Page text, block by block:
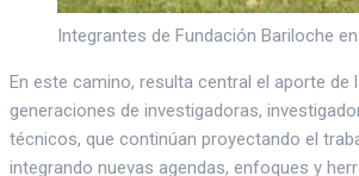
Integrantes de Fundación Bariloche
En este camino, resulta central el aporte de
generaciones de investigadoras,
técnicos, que continúan proyectando el
integrando nuevas agendas, enfoques y